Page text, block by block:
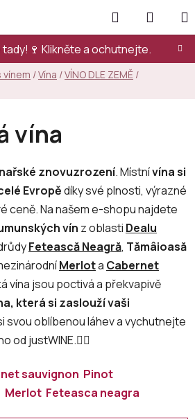
Klikněte a ochutnejte.
Hledat
KOŠÍK
vínem /Vína /VÍNO DLE ZEMĚ /
vína
znovuzrození. Místnívína si
Evropědíky své plnosti, výrazné
ceně. Na našem e-shopu najdete
vín z oblasti Dealu
Fetească Neagră, Tămâioasă
Merlota Cabernet
vína jsou poctivá a překvapivě
která si zaslouží vaši
svou oblíbenou láhev a vychutnejte
od justWINE.👇🏻
sauvignon Pinot
Merlot Feteasca neagra